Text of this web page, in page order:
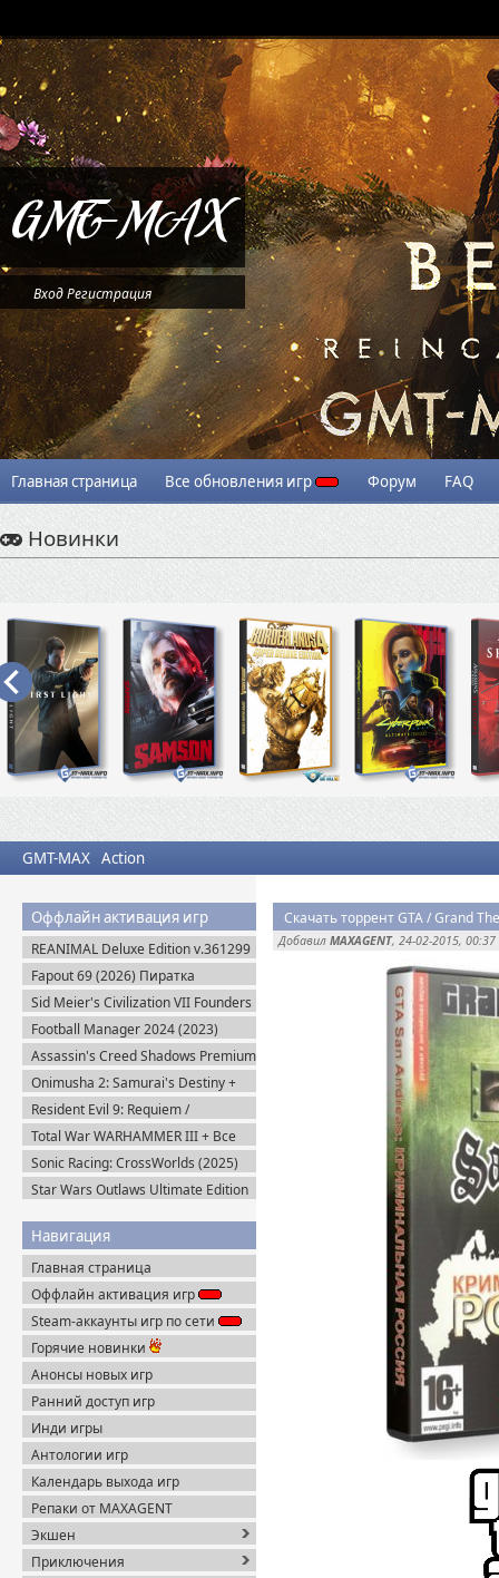
ВходРегистрация
Главная страница Все обновления игр Форум FAQ
Новинки
GMT-MAX Action
Оффлайн активация игр
REANIMAL Deluxe Edition v.361299
(2026) Пиратка
Fapout 69 (2026) Пиратка
Sid Meier's Civilization VII Founders
Edition (2025) Steam-Rip
Football Manager 2024 (2023)
Steam-Rip
Assassin's Creed Shadows Premium
Edition (2025) Пиратка
Onimusha 2: Samurai's Destiny +
DLC (2025) Пиратка
Resident Evil 9: Requiem /
BIOHAZARD Реквием (2026)
Пиратка
Total War WARHAMMER III + Все
DLC (2022-2025) Steam-Rip
Sonic Racing: CrossWorlds (2025)
Steam-Rip
Star Wars Outlaws Ultimate Edition
Навигация
Главная страница
Оффлайн активация игр
Steam-аккаунты игр по сети
Горячие новинки
Анонсы новых игр
Ранний доступ игр
Инди игры
Антологии игр
Календарь выхода игр
Репаки от MAXAGENT
Экшен
Приключения
Скачать торрент GTA / Grand
Добавил MAXAGENT, 24-02-2015, 00:37